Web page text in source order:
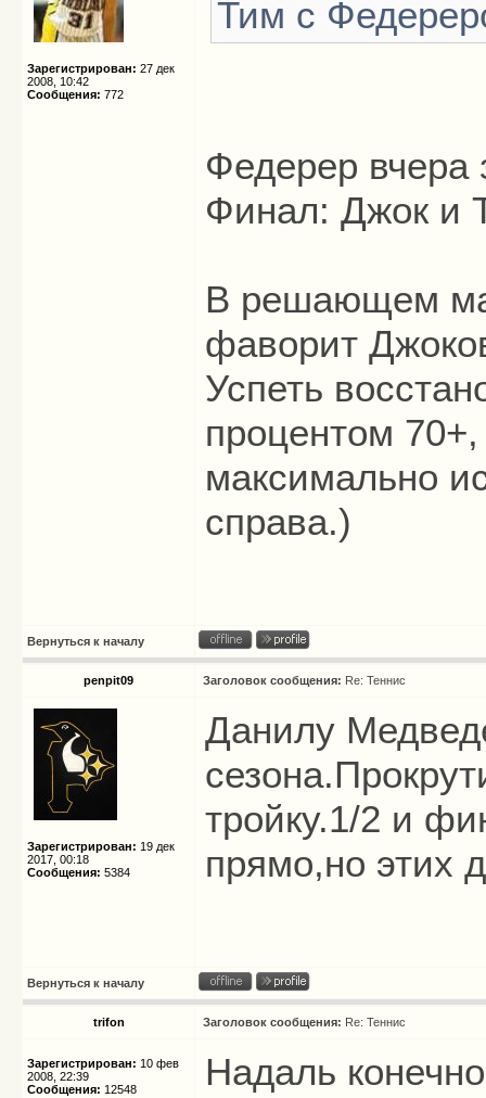
Зарегистрирован: 27 дек
2008, 10:42
Сообщения: 772
Тим с
Федерер вчера
Финал: Джок и
В решающем
фаворит
Успеть
процентом
максимально
справа.)
Вернуться к началу
penpit09 Заголовок сообщения: Re: Теннис
Зарегистрирован: 19 дек
2017, 00:18
Сообщения: 5384
Данилу
тройку.1/2 и
прямо,но этих
Вернуться к началу
trifon Заголовок сообщения: Re: Теннис
Зарегистрирован: 10 фев
2008, 22:39
Сообщения: 12548
Надаль